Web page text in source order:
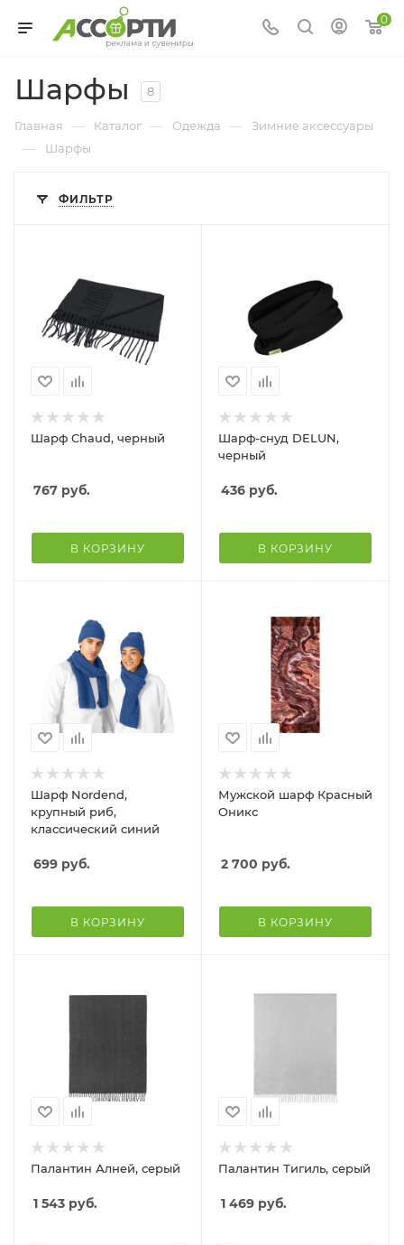
0
Шарфы 8
Главная — Каталог — Одежда — Зимние аксессуары
— Шарфы
ФИЛЬТР
Шарф Chaud, черный
767 руб.
В КОРЗИНУ
Шарф-снуд DELUN,
черный
436 руб.
В КОРЗИНУ
Шарф Nordend,
крупный риб,
классический синий
699 руб.
В КОРЗИНУ
Мужской шарф Красный
Оникс
2 700 руб.
В КОРЗИНУ
Палантин Алней, серый
1 543 руб.
Палантин Тигиль, серый
1 469 руб.